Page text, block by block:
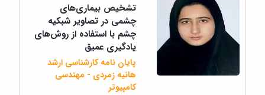
تشخیص بیماری‌های
چشمی در تصاویر شبکیه
چشم با استفاده از روش‌های
یادگیری عمیق
پایان نامه کارشناسی ارشد
هانیه زمردی - مهندسی
کامپیوتر